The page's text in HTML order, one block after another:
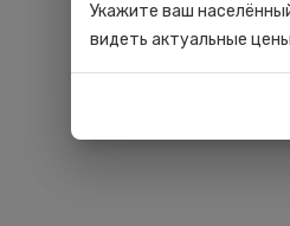
Укажите ваш
видеть актуальные